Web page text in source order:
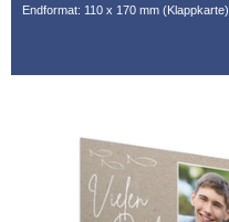
Endformat: 110 x 170 mm (Klappkarte)